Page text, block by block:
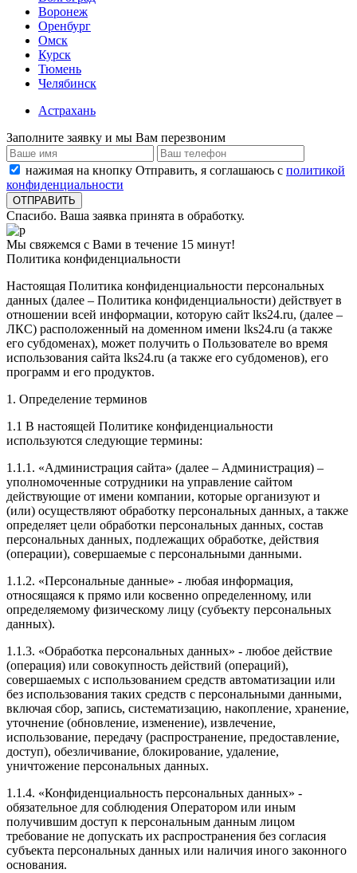
Воронеж
Оренбург
Омск
Курск
Тюмень
Челябинск
Астрахань
Заполните заявку и мы Вам перезвоним
нажимая на кнопку Отправить, я соглашаюсь с политикой
конфиденциальности
Спасибо. Ваша заявка принята в обработку.
Мы свяжемся с Вами в течение 15 минут!
Политика конфиденциальности
Настоящая Политика конфиденциальности персональных
данных (далее – Политика конфиденциальности) действует в
отношении всей информации, которую сайт lks24.ru, (далее –
ЛКС) расположенный на доменном имени lks24.ru (а также
его субдоменах), может получить о Пользователе во время
использования сайта lks24.ru (а также его субдоменов), его
программ и его продуктов.
1. Определение терминов
1.1 В настоящей Политике конфиденциальности
используются следующие термины:
1.1.1. «Администрация сайта» (далее – Администрация) –
уполномоченные сотрудники на управление сайтом
действующие от имени компании, которые организуют и
(или) осуществляют обработку персональных данных, а также
определяет цели обработки персональных данных, состав
персональных данных, подлежащих обработке, действия
(операции), совершаемые с персональными данными.
1.1.2. «Персональные данные» - любая информация,
относящаяся к прямо или косвенно определенному, или
определяемому физическому лицу (субъекту персональных
данных).
1.1.3. «Обработка персональных данных» - любое действие
(операция) или совокупность действий (операций),
совершаемых с использованием средств автоматизации или
без использования таких средств с персональными данными,
включая сбор, запись, систематизацию, накопление, хранение,
уточнение (обновление, изменение), извлечение,
использование, передачу (распространение, предоставление,
доступ), обезличивание, блокирование, удаление,
уничтожение персональных данных.
1.1.4. «Конфиденциальность персональных данных» -
обязательное для соблюдения Оператором или иным
получившим доступ к персональным данным лицом
требование не допускать их распространения без согласия
субъекта персональных данных или наличия иного законного
основания.